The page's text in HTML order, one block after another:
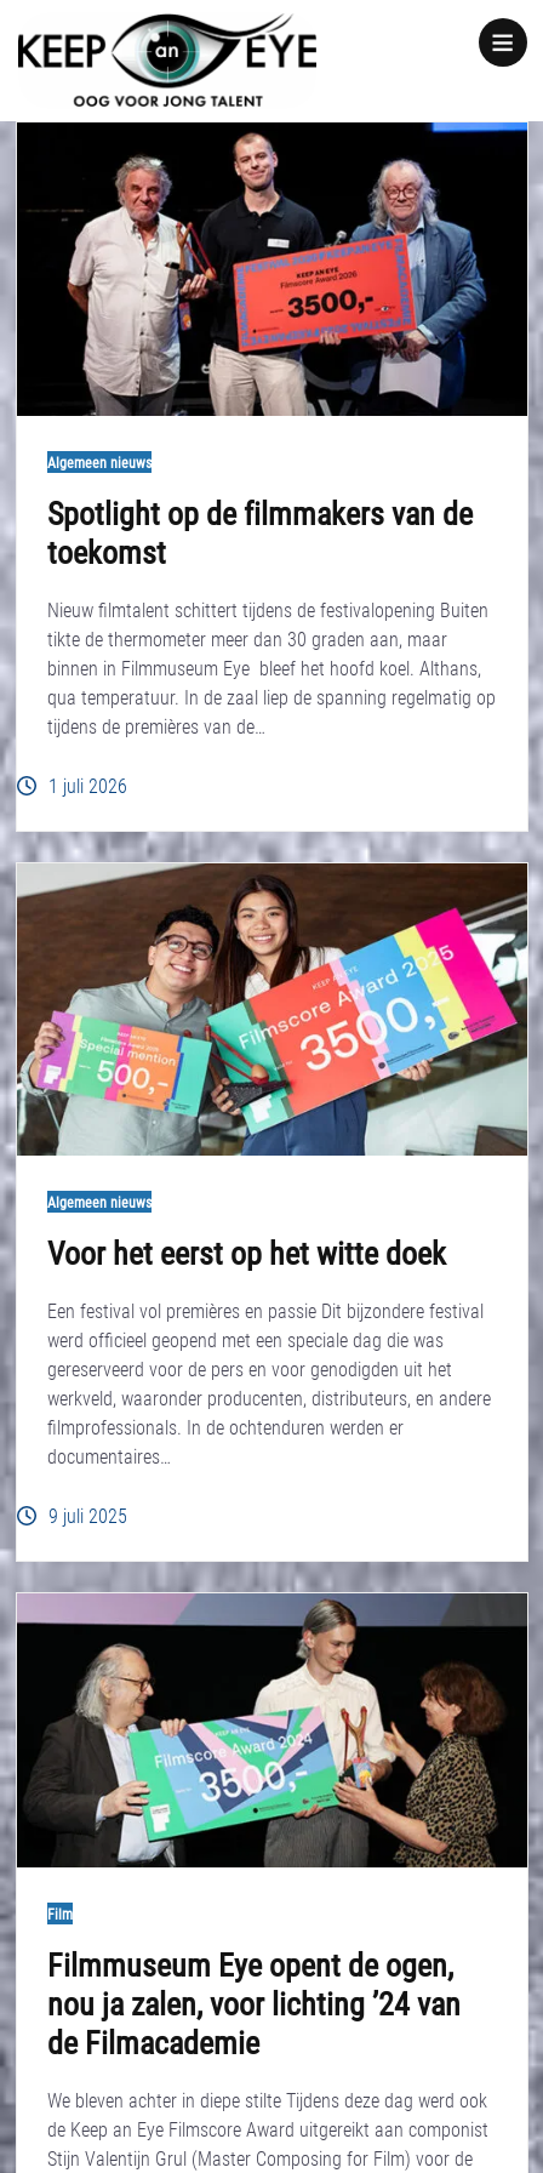
Show
notice
Algemeen nieuws
Spotlight op de filmmakers van de
toekomst
Nieuw filmtalent schittert tijdens de festivalopening Buiten
tikte de thermometer meer dan 30 graden aan, maar
binnen in Filmmuseum Eye bleef het hoofd koel. Althans,
qua temperatuur. In de zaal liep de spanning regelmatig op
tijdens de premières van de…
1 juli 2026
Algemeen nieuws
Voor het eerst op het witte doek
Een festival vol premières en passie Dit bijzondere festival
werd officieel geopend met een speciale dag die was
gereserveerd voor de pers en voor genodigden uit het
werkveld, waaronder producenten, distributeurs, en andere
filmprofessionals. In de ochtenduren werden er
documentaires…
9 juli 2025
Film
Filmmuseum Eye opent de ogen,
nou ja zalen, voor lichting ’24 van
de Filmacademie
We bleven achter in diepe stilte Tijdens deze dag werd ook
de Keep an Eye Filmscore Award uitgereikt aan componist
Stijn Valentijn Grul (Master Composing for Film) voor de